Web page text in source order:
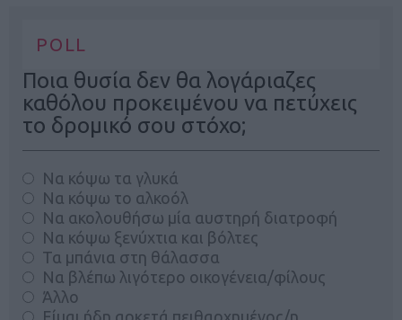
POLL
Ποια θυσία δεν θα λογάριαζες
καθόλου προκειμένου να πετύχεις
το δρομικό σου στόχο;
Να κόψω τα γλυκά
Να κόψω το αλκοόλ
Να ακολουθήσω μία αυστηρή διατροφή
Να κόψω ξενύχτια και βόλτες
Τα μπάνια στη θάλασσα
Να βλέπω λιγότερο οικογένεια/φίλους
Άλλο
Είμαι ήδη αρκετά πειθαρχημένος/η